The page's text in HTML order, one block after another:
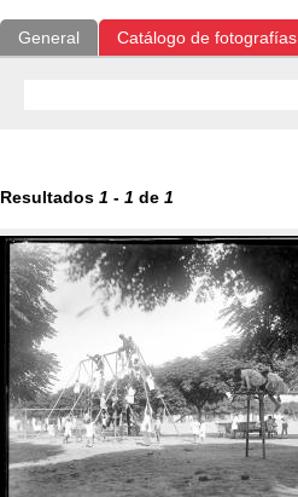
General Catálogo de fotografías
Resultados 1 - 1 de 1